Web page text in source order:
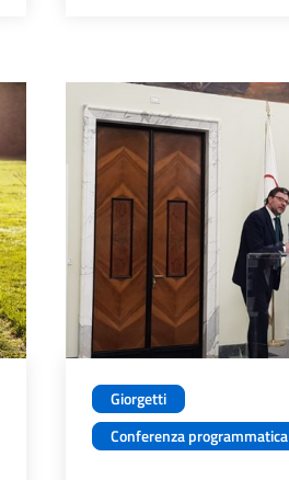
Giorgetti
Conferenza programmatica